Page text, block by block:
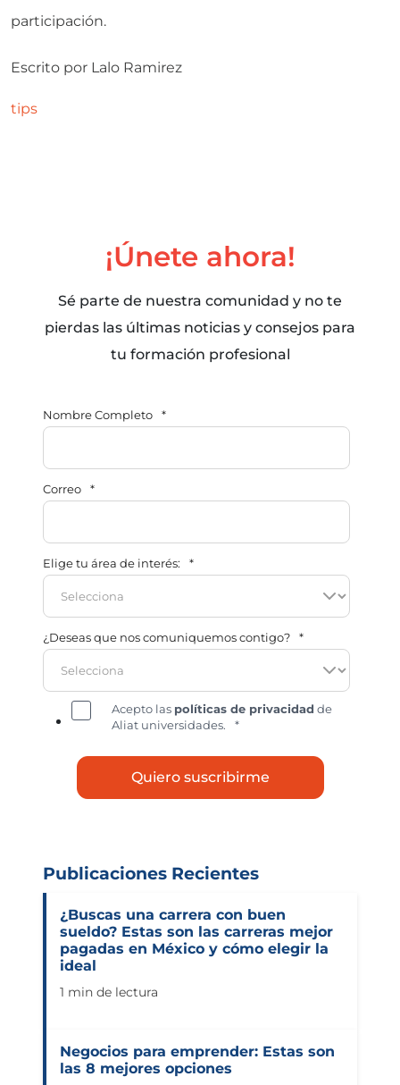
participación.
Escrito por Lalo Ramirez
tips
¡Únete ahora!
Sé parte de nuestra comunidad y no te
pierdas las últimas noticias y consejos para
tu formación profesional
Nombre Completo *
Correo *
Elige tu área de interés: *
¿Deseas que nos comuniquemos contigo? *
Acepto las políticas de privacidad de
Aliat universidades.
*
Publicaciones Recientes
¿Buscas una carrera con buen
sueldo? Estas son las carreras mejor
pagadas en México y cómo elegir la
ideal
1 min de lectura
Negocios para emprender: Estas son
las 8 mejores opciones